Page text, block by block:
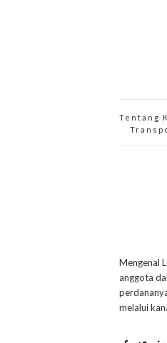
Tentang
Mengenal
anggota
melalui